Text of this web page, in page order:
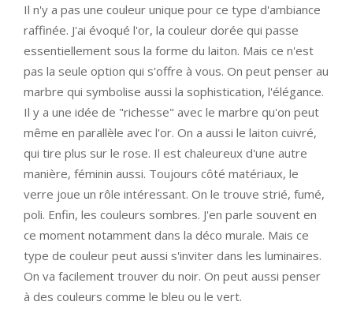
Il n'y a pas une couleur unique pour ce type d'ambiance
raffinée. J'ai évoqué l'or, la couleur dorée qui passe
essentiellement sous la forme du laiton. Mais ce n'est
pas la seule option qui s'offre à vous. On peut penser au
marbre qui symbolise aussi la sophistication, l'élégance.
Il y a une idée de "richesse" avec le marbre qu'on peut
même en parallèle avec l'or. On a aussi le laiton cuivré,
qui tire plus sur le rose. Il est chaleureux d'une autre
manière, féminin aussi. Toujours côté matériaux, le
verre joue un rôle intéressant. On le trouve strié, fumé,
poli. Enfin, les couleurs sombres. J'en parle souvent en
ce moment notamment dans la déco murale. Mais ce
type de couleur peut aussi s'inviter dans les luminaires.
On va facilement trouver du noir. On peut aussi penser
à des couleurs comme le bleu ou le vert.